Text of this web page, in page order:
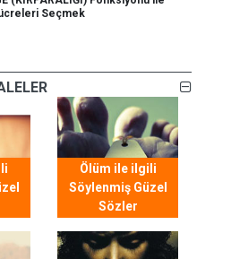
Seçmek
Ölüm ile ilgili
Söylenmiş Güzel
Sözler